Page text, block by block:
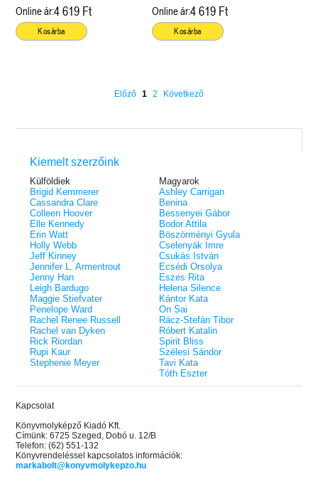
Online ár:4 619 Ft
Kosárba
Online ár:4 619 Ft
Kosárba
Előző 1 2 Következő
Kiemelt szerzőink
Külföldiek
Brigid Kemmerer
Cassandra Clare
Colleen Hoover
Elle Kennedy
Erin Watt
Holly Webb
Jeff Kinney
Jennifer L. Armentrout
Jenny Han
Leigh Bardugo
Maggie Stiefvater
Penelope Ward
Rachel Renee Russell
Rachel van Dyken
Rick Riordan
Rupi Kaur
Stephenie Meyer
Magyarok
Ashley Carrigan
Benina
Bessenyei Gábor
Bodor Attila
Böszörményi Gyula
Cselenyák Imre
Csukás István
Ecsédi Orsolya
Eszes Rita
Helena Silence
Kántor Kata
On Sai
Rácz-Stefán Tibor
Róbert Katalin
Spirit Bliss
Szélesi Sándor
Tavi Kata
Tóth Eszter
Kapcsolat
Könyvmolyképző Kiadó Kft.
Címünk: 6725 Szeged, Dobó u. 12/B
Telefon: (62) 551-132
Könyvrendeléssel kapcsolatos információk:
markabolt@konyvmolykepzo.hu